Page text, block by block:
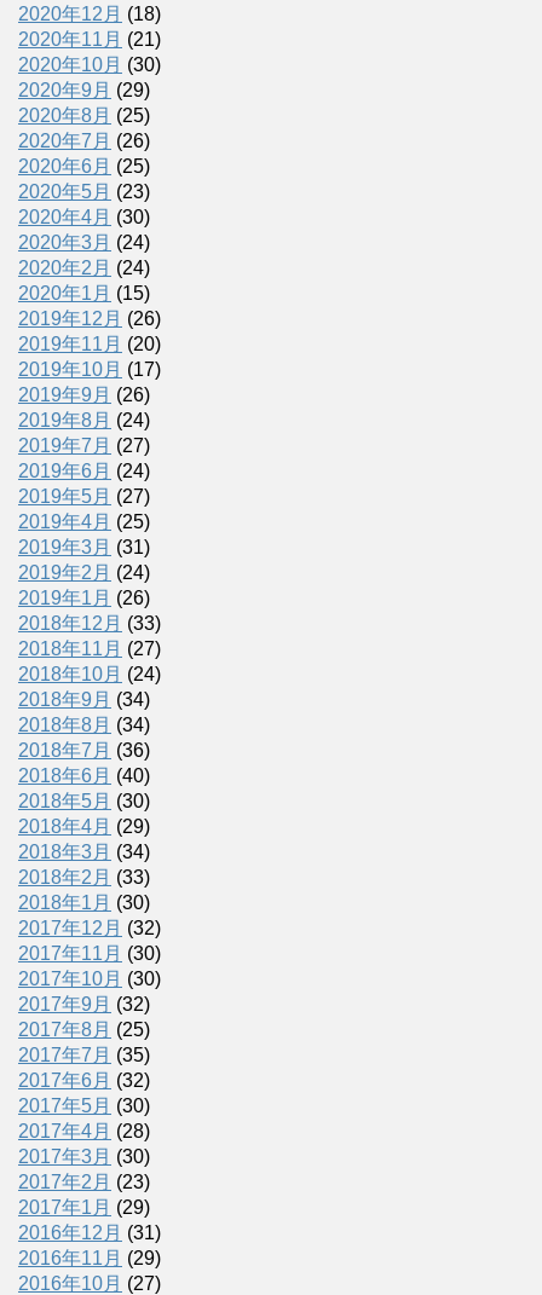
2020年12月 (18)
2020年11月 (21)
2020年10月 (30)
2020年9月 (29)
2020年8月 (25)
2020年7月 (26)
2020年6月 (25)
2020年5月 (23)
2020年4月 (30)
2020年3月 (24)
2020年2月 (24)
2020年1月 (15)
2019年12月 (26)
2019年11月 (20)
2019年10月 (17)
2019年9月 (26)
2019年8月 (24)
2019年7月 (27)
2019年6月 (24)
2019年5月 (27)
2019年4月 (25)
2019年3月 (31)
2019年2月 (24)
2019年1月 (26)
2018年12月 (33)
2018年11月 (27)
2018年10月 (24)
2018年9月 (34)
2018年8月 (34)
2018年7月 (36)
2018年6月 (40)
2018年5月 (30)
2018年4月 (29)
2018年3月 (34)
2018年2月 (33)
2018年1月 (30)
2017年12月 (32)
2017年11月 (30)
2017年10月 (30)
2017年9月 (32)
2017年8月 (25)
2017年7月 (35)
2017年6月 (32)
2017年5月 (30)
2017年4月 (28)
2017年3月 (30)
2017年2月 (23)
2017年1月 (29)
2016年12月 (31)
2016年11月 (29)
2016年10月 (27)